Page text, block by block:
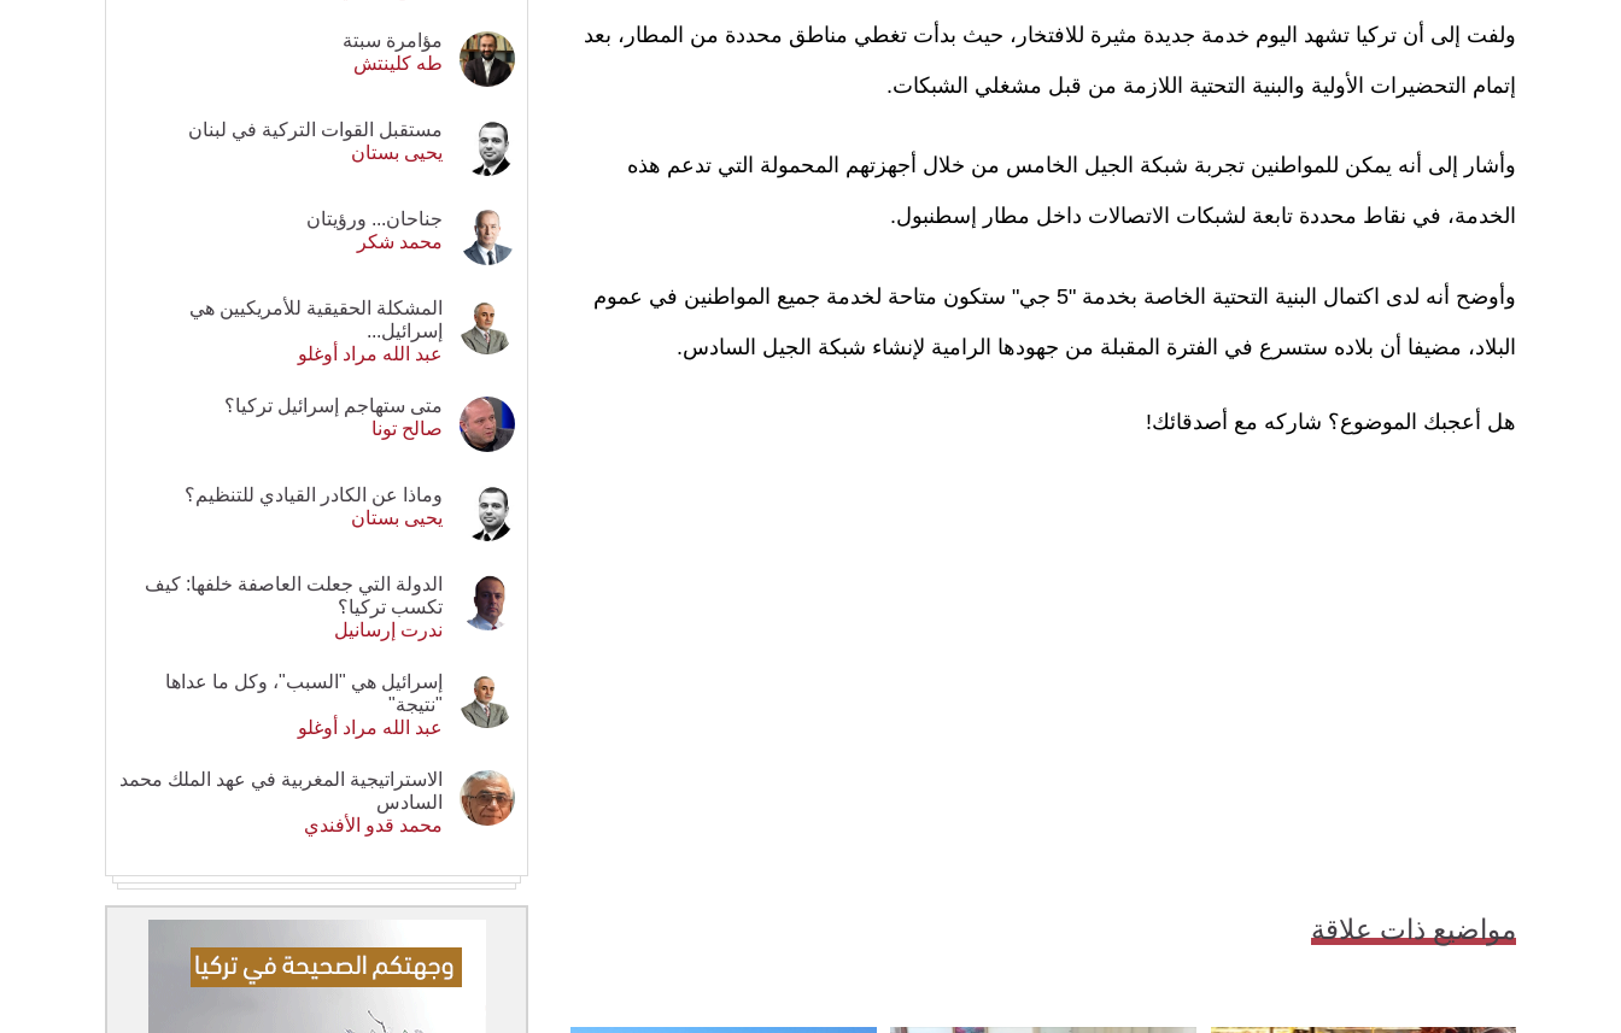
ولفت إلى أن تركيا تشهد اليوم خدمة جديدة مثيرة للافتخار، حيث بدأت تغطي مناطق محددة من المطار، بعد
إتمام التحضيرات الأولية والبنية التحتية اللازمة من قبل مشغلي الشبكات.
وأشار إلى أنه يمكن للمواطنين تجربة شبكة الجيل الخامس من خلال أجهزتهم المحمولة التي تدعم هذه
الخدمة، في نقاط محددة تابعة لشبكات الاتصالات داخل مطار إسطنبول.
وأوضح أنه لدى اكتمال البنية التحتية الخاصة بخدمة "5 جي" ستكون متاحة لخدمة جميع المواطنين في عموم
البلاد، مضيفا أن بلاده ستسرع في الفترة المقبلة من جهودها الرامية لإنشاء شبكة الجيل السادس.
هل أعجبك الموضوع؟ شاركه مع أصدقائك!
مواضيع ذات علاقة
مؤامرة سبتة
طه كلينتش
مستقبل القوات التركية في لبنان
يحيى بستان
جناحان... ورؤيتان
محمد شكر
المشكلة الحقيقية للأمريكيين هي
إسرائيل...
عبد الله مراد أوغلو
متى ستهاجم إسرائيل تركيا؟
صالح تونا
وماذا عن الكادر القيادي للتنظيم؟
يحيى بستان
الدولة التي جعلت العاصفة خلفها: كيف
تكسب تركيا؟
ندرت إرسانيل
إسرائيل هي "السبب"، وكل ما عداها
"نتيجة"
عبد الله مراد أوغلو
الاستراتيجية المغربية في عهد الملك محمد
السادس
محمد قدو الأفندي